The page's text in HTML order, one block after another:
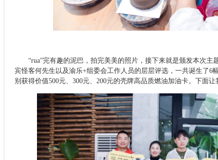
“rua”完有趣的泥巴，拍完美美的照片，接下来就是颁发本次主
宾怪客何先生以及渝乐+组委会工作人员的层层评选，一共诞生了6
别获得价值500元、300元、200元的壳牌高品质燃油加油卡。下面